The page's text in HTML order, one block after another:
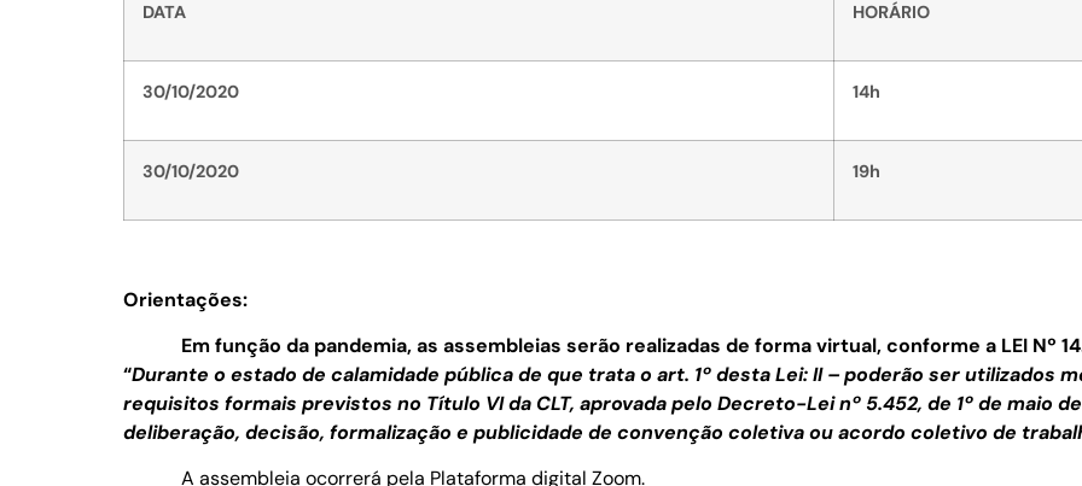
DATA HORÁRIO
30/10/2020 14h
30/10/2020 19h
Orientações:
Em função da pandemia, as assembleias serão realizadas de forma virtual, conforme a LEI Nº
“Durante o estado de calamidade pública de que trata o art. 1º desta Lei: II – poderão ser utilizados
requisitos formais previstos no Título VI da CLT, aprovada pelo Decreto-Lei nº 5.452, de 1º de maio
deliberação, decisão, formalização e publicidade de convenção coletiva ou acordo coletivo de
A assembleia ocorrerá pela Plataforma digital Zoom.